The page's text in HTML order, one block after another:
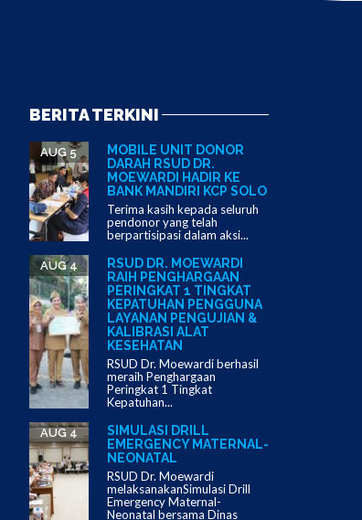
BERITA TERKINI
MOBILE UNIT DONOR
DARAH RSUD DR.
MOEWARDI HADIR KE
BANK MANDIRI KCP SOLO
AUG 5
Terima kasih kepada seluruh
pendonor yang telah
berpartisipasi dalam aksi...
RSUD DR. MOEWARDI
RAIH PENGHARGAAN
PERINGKAT 1 TINGKAT
KEPATUHAN PENGGUNA
LAYANAN PENGUJIAN &
KALIBRASI ALAT
KESEHATAN
AUG 4
RSUD Dr. Moewardi berhasil
meraih Penghargaan
Peringkat 1 Tingkat
Kepatuhan...
SIMULASI DRILL
EMERGENCY MATERNAL-
NEONATAL
AUG 4
RSUD Dr. Moewardi
melaksanakanSimulasi Drill
Emergency Maternal-
Neonatal bersama Dinas